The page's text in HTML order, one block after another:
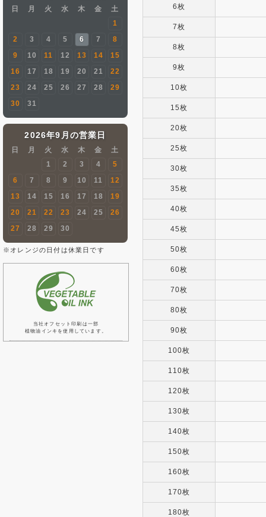
日 月 火 水 木 金
土
1
2
3 4 5 6 7
8
9
10 11 12 13 14
15
16
17 18 19 20 21
22
23
24 25 26 27 28
29
30
31
2026年9月の営業日
日 月 火 水 木 金
土
1
2 3 4
5
6
7 8 9 10 11
12
13
14 15 16 17 18
19
20
21 22 23 24 25
26
27
28 29 30
※オレンジの日付は休業日です
当社オフセット印刷は一部
植物油インキを使用しています。
6枚
7枚
8枚
9枚
10枚
15枚
20枚
25枚
30枚
35枚
40枚
45枚
50枚
60枚
70枚
80枚
90枚
100枚
110枚
120枚
130枚
140枚
150枚
160枚
170枚
180枚